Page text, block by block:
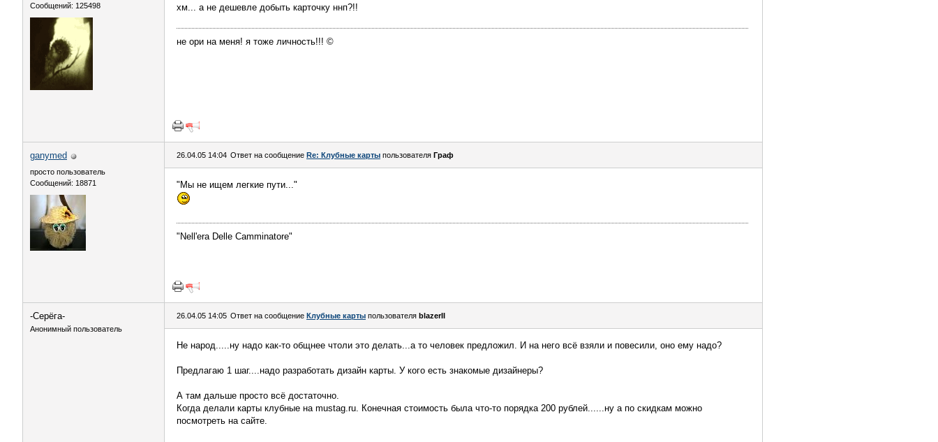
Сообщений: 125498
хм... а не дешевле добыть карточку ннп?!!
не ори на меня! я тоже личность!!! ©
ganymed
просто пользователь
Сообщений: 18871
26.04.05 14:04 Ответ на сообщение Re: Клубные карты пользователя Граф
"Мы не ищем легкие пути..."
"Nell'era Delle Сamminatore"
-Серёга-
Анонимный пользователь
26.04.05 14:05 Ответ на сообщение Клубные карты пользователя blazerII
Не народ.....ну надо как-то общнее чтоли это делать...а то человек предложил. И на него всё взяли и повесили, оно ему надо?
Предлагаю 1 шаг....надо разработать дизайн карты. У кого есть знакомые дизайнеры?
А там дальше просто всё достаточно.
Когда делали карты клубные на mustag.ru. Конечная стоимость была что-то порядка 200 рублей......ну а по скидкам можно
посмотреть на сайте.